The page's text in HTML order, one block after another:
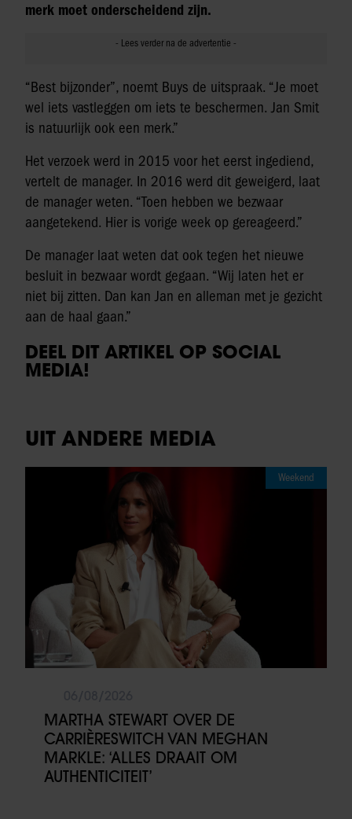
merk moet onderscheidend zijn.
“Best bijzonder”, noemt Buys de uitspraak. “Je moet
wel iets vastleggen om iets te beschermen. Jan Smit
is natuurlijk ook een merk.”
Het verzoek werd in 2015 voor het eerst ingediend,
vertelt de manager. In 2016 werd dit geweigerd, laat
de manager weten. “Toen hebben we bezwaar
aangetekend. Hier is vorige week op gereageerd.”
De manager laat weten dat ook tegen het nieuwe
besluit in bezwaar wordt gegaan. “Wij laten het er
niet bij zitten. Dan kan Jan en alleman met je gezicht
aan de haal gaan.”
DEEL DIT ARTIKEL OP SOCIAL
MEDIA!
UIT ANDERE MEDIA
Weekend
MARTHA STEWART OVER DE
CARRIÈRESWITCH VAN MEGHAN
MARKLE: ‘ALLES DRAAIT OM
AUTHENTICITEIT’